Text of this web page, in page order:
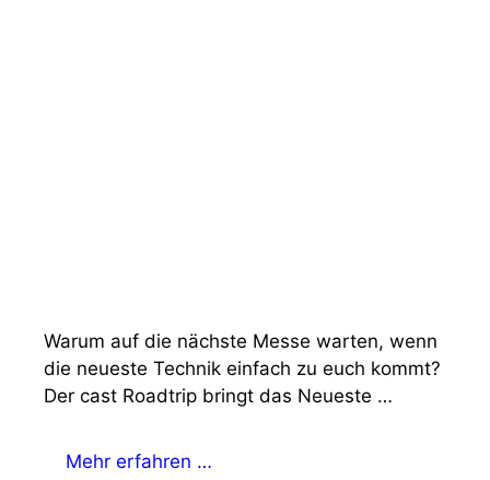
Warum auf die nächste Messe warten, wenn
die neueste Technik einfach zu euch kommt?
Der cast Roadtrip bringt das Neueste …
Mehr erfahren …